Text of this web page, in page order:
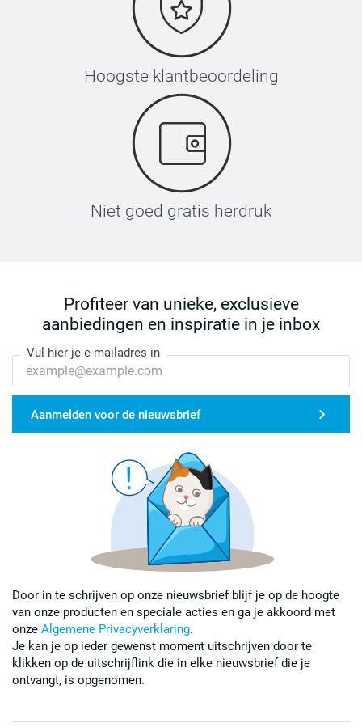
Hoogste klantbeoordeling
Niet goed gratis herdruk
Profiteer van unieke, exclusieve
aanbiedingen en inspiratie in je inbox
Vul hier je e-mailadres in
Aanmelden voor de nieuwsbrief
Door in te schrijven op onze nieuwsbrief blijf je op de hoogte
van onze producten en speciale acties en ga je akkoord met
onze Algemene Privacyverklaring.
Je kan je op ieder gewenst moment uitschrijven door te
klikken op de uitschrijflink die in elke nieuwsbrief die je
ontvangt, is opgenomen.